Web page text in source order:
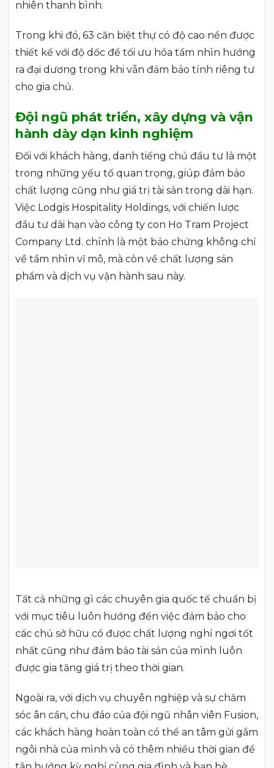
nhiên thanh bình.
Trong khi đó, 63 căn biệt thự có độ cao nền được
thiết kế với độ dốc để tối ưu hóa tầm nhìn hướng
ra đại dương trong khi vẫn đảm bảo tính riêng tư
cho gia chủ.
Đội ngũ phát triển, xây dựng và vận
hành dày dạn kinh nghiệm
Đối với khách hàng, danh tiếng chủ đầu tư là một
trong những yếu tố quan trọng, giúp đảm bảo
chất lượng cũng như giá trị tài sản trong dài hạn.
Việc Lodgis Hospitality Holdings, với chiến lược
đầu tư dài hạn vào công ty con Ho Tram Project
Company Ltd. chính là một bảo chứng không chỉ
về tầm nhìn vĩ mô, mà còn về chất lượng sản
phẩm và dịch vụ vận hành sau này.
Tất cả những gì các chuyên gia quốc tế chuẩn bị
với mục tiêu luôn hướng đến việc đảm bảo cho
các chủ sở hữu có được chất lượng nghỉ ngơi tốt
nhất cũng như đảm bảo tài sản của mình luôn
được gia tăng giá trị theo thời gian.
Ngoài ra, với dịch vụ chuyên nghiệp và sự chăm
sóc ân cần, chu đáo của đội ngũ nhân viên Fusion,
các khách hàng hoàn toàn có thể an tâm gửi gắm
ngôi nhà của mình và có thêm nhiều thời gian để